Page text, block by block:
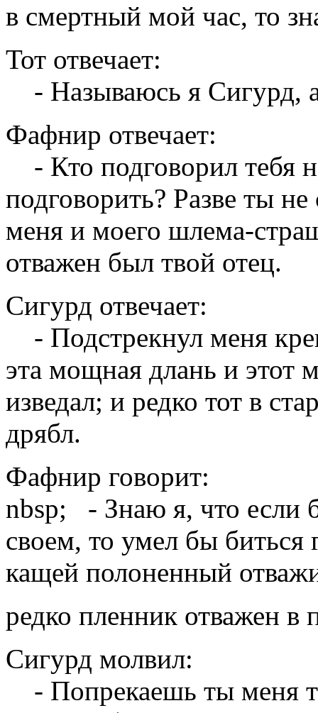
в смертный мой час, то
Тот отвечает:
- Называюсь я Сигурд,
Фафнир отвечает:
- Кто подговорил тебя
подговорить? Разве ты
меня и моего шлема-
отважен был твой отец.
Сигурд отвечает:
- Подстрекнул меня
эта мощная длань и этот
изведал; и редко тот в
дрябл.
Фафнир говорит:
nbsp; - Знаю я, что если
своем, то умел бы
кащей полоненный
редко пленник отважен в
Сигурд молвил:
- Попрекаешь ты меня